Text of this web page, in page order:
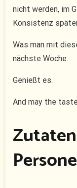
nicht werden, im
Konsistenz
Was man mit
nächste Woche.
Genießt es.
And may the